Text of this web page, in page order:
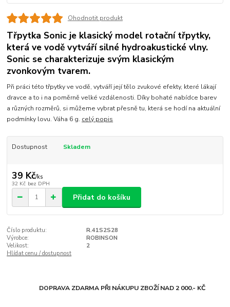
Ohodnotit produkt
Třpytka Sonic je klasický model rotační třpytky,
která ve vodě vytváří silné hydroakustické vlny.
Sonic se charakterizuje svým klasickým
zvonkovým tvarem.
Při práci této třpytky ve vodě, vytváří její tělo zvukové efekty, které lákají
dravce a to i na poměrně velké vzdálenosti. Díky bohaté nabídce barev
a různých rozměrů, si můžeme vybrat přesně tu, která se hodí na aktuální
podmínky lovu. Váha 6 g. celý popis
Dostupnost Skladem
39 Kč/ks
32 Kč bez DPH
Přidat do košíku
Číslo produktu:
R.41S2S28
Výrobce:
ROBINSON
Velikost:
2
Hlídat cenu / dostupnost
DOPRAVA ZDARMA PŘI NÁKUPU ZBOŽÍ NAD 2 000.- KČ